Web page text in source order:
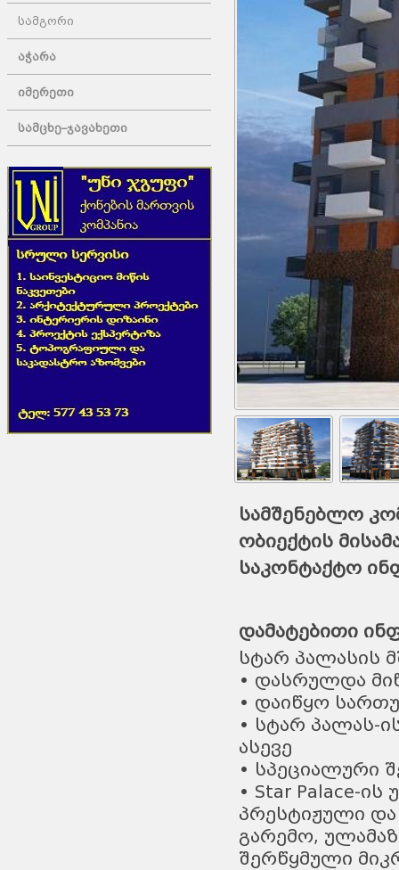
სამგორი
აჭარა
იმერეთი
სამცხე–ჯავახეთი
სამშენებლო
ობიექტის
საკონტაქტო
დამატებითი
სტარ პალასის
• დასრულდა
• დაიწყო
• სტარ პალას-
ასევე
• სპეციალური
• Star Palace-
პრესტიჟული და
გარემო,
შერწყმული